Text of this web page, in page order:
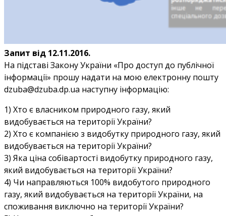
Запит від 12.11.2016.
На підставі Закону України «Про доступ до публічної
інформації» прошу надати на мою електронну пошту
dzuba@dzuba.dp.ua наступну інформацію:
1) Хто є власником природного газу, який
видобувається на території України?
2) Хто є компанією з видобутку природного газу, який
видобувається на території України?
3) Яка ціна собівартості видобутку природного газу,
який видобувається на території України?
4) Чи направляються 100% видобутого природного
газу, який видобувається на території України, на
споживання виключно на території України?